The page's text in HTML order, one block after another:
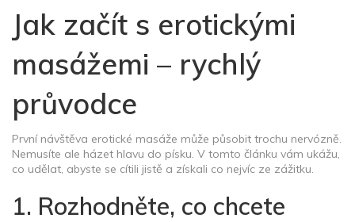
Jak začít s erotickými
masážemi – rychlý
průvodce
První návštěva erotické masáže může působit trochu nervózně.
Nemusíte ale házet hlavu do písku. V tomto článku vám ukážu,
co udělat, abyste se cítili jistě a získali co nejvíc ze zážitku.
1. Rozhodněte, co chcete